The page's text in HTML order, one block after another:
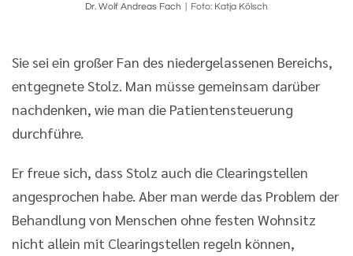
Dr. Wolf Andreas Fach Foto: Katja Kölsch
Sie sei ein großer Fan des niedergelassenen Bereichs,
entgegnete Stolz. Man müsse gemeinsam darüber
nachdenken, wie man die Patientensteuerung
durchführe.
Er freue sich, dass Stolz auch die Clearingstellen
angesprochen habe. Aber man werde das Problem der
Behandlung von Menschen ohne festen Wohnsitz
nicht allein mit Clearingstellen regeln können,